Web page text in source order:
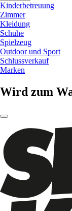
Kinderbetreuung
Zimmer
Kleidung
Schuhe
Spielzeug
Outdoor und Sport
Schlussverkauf
Marken
Wird zum